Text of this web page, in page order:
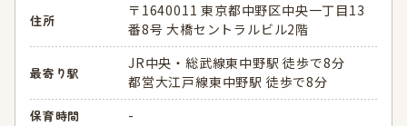
住所
〒1640011 東京都中野区中央一丁目13
番8号 大橋セントラルビル2階
最寄り駅
JR中央・総武線東中野駅 徒歩で8分
都営大江戸線東中野駅 徒歩で8分
保育時間 -